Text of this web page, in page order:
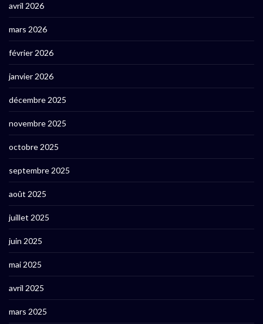
avril 2026
mars 2026
février 2026
janvier 2026
décembre 2025
novembre 2025
octobre 2025
septembre 2025
août 2025
juillet 2025
juin 2025
mai 2025
avril 2025
mars 2025